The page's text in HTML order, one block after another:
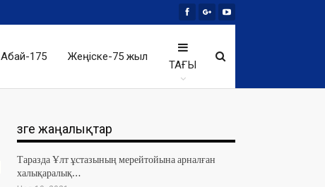
Абай-175 Жеңіске-75 жыл
ТАҒЫ
Өзге жаңалықтар
Таразда Ұлт ұстазының мерейтойына арналған
халықаралық…